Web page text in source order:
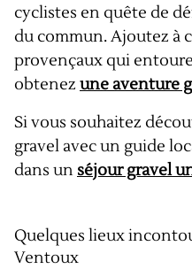
cyclistes en quête de
du commun. Ajoutez à
provençaux qui
obtenez une aventure
Si vous souhaitez
gravel avec un guide
dans un séjour gravel
Quelques lieux
Ventoux